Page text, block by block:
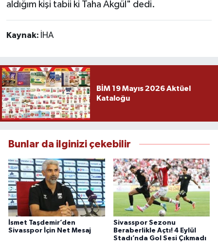
aldığım kişi tabii ki Taha Akgül" dedi.
Kaynak: İHA
BİM 19 Mayıs 2026 Aktüel
Kataloğu
Bunlar da ilginizi çekebilir
İsmet Taşdemir’den
Sivasspor İçin Net Mesaj
Sivasspor Sezonu
Beraberlikle Açtı! 4 Eylül
Stadı’nda Gol Sesi Çıkmadı